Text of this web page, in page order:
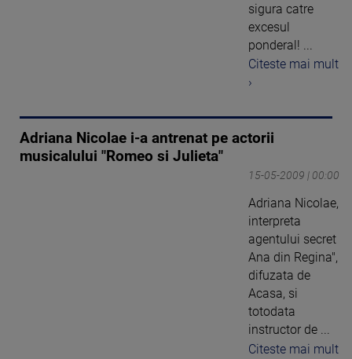
sigura catre
excesul
ponderal! ...
Citeste mai mult
›
Adriana Nicolae i-a antrenat pe actorii
musicalului "Romeo si Julieta"
15-05-2009 | 00:00
Adriana Nicolae,
interpreta
agentului secret
Ana din Regina",
difuzata de
Acasa, si
totodata
instructor de ...
Citeste mai mult